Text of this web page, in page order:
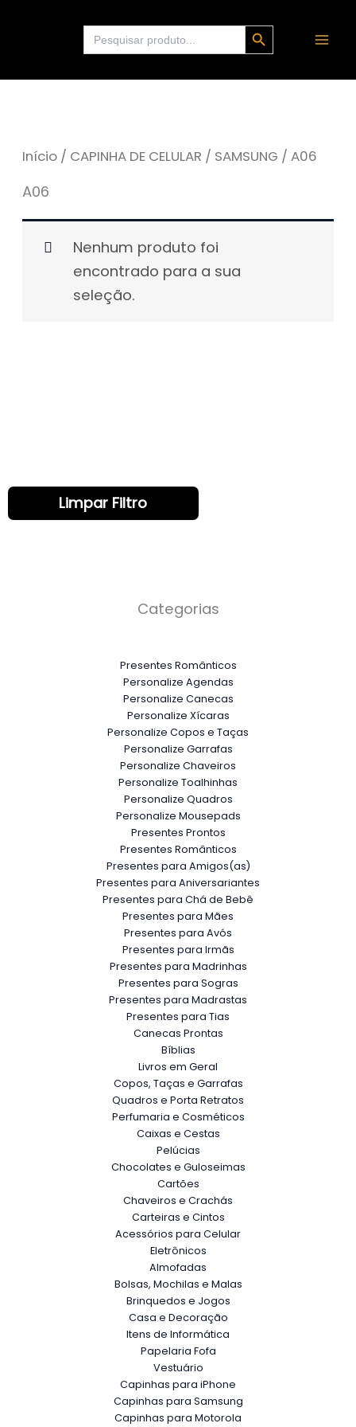
conteúdo
Search
for:
Search Button
Limpar Filtro
Início / CAPINHA DE CELULAR / SAMSUNG / A06
A06
Nenhum produto foi
encontrado para a sua
seleção.
Categorias
Presentes Românticos
Personalize Agendas
Personalize Canecas
Personalize Xícaras
Personalize Copos e Taças
Personalize Garrafas
Personalize Chaveiros
Personalize Toalhinhas
Personalize Quadros
Personalize Mousepads
Presentes Prontos
Presentes Românticos
Presentes para Amigos(as)
Presentes para Aniversariantes
Presentes para Chá de Bebê
Presentes para Mães
Presentes para Avós
Presentes para Irmãs
Presentes para Madrinhas
Presentes para Sogras
Presentes para Madrastas
Presentes para Tias
Canecas Prontas
Bíblias
Livros em Geral
Copos, Taças e Garrafas
Quadros e Porta Retratos
Perfumaria e Cosméticos
Caixas e Cestas
Pelúcias
Chocolates e Guloseimas
Cartões
Chaveiros e Crachás
Carteiras e Cintos
Acessórios para Celular
Eletrônicos
Almofadas
Bolsas, Mochilas e Malas
Brinquedos e Jogos
Casa e Decoração
Itens de Informática
Papelaria Fofa
Vestuário
Capinhas para iPhone
Capinhas para Samsung
Capinhas para Motorola